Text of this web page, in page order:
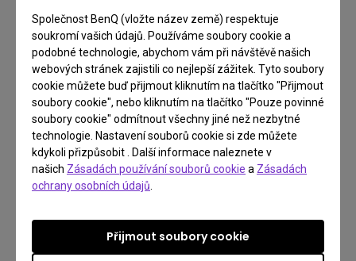
Společnost BenQ (vložte název země) respektuje
soukromí vašich údajů. Používáme soubory cookie a
podobné technologie, abychom vám při návštěvě našich
webových stránek zajistili co nejlepší zážitek. Tyto soubory
cookie můžete buď přijmout kliknutím na tlačítko "Přijmout
soubory cookie", nebo kliknutím na tlačítko "Pouze povinné
soubory cookie" odmítnout všechny jiné než nezbytné
technologie. Nastavení souborů cookie si zde můžete
kdykoli přizpůsobit . Další informace naleznete v
našich Zásadách používání souborů cookie a Zásadách
ochrany osobních údajů
Přijmout soubory cookie
biologické rozdíly, liší se i způsob, jakým vnímáme a
rozpoznáváme barvy. Určení barvy objektu se proto
stává subjektivní. Vezměte například pole
zobrazené níže. Někteří označí jeho barvu za
modrou, někteří mohou říct, že vypadá zeleně, a
odborník ji může označit za azurovou. Poskytnutí
přesného popisu barvy objektu by pro průměrného
jednotlivce bylo téměř nemožné.